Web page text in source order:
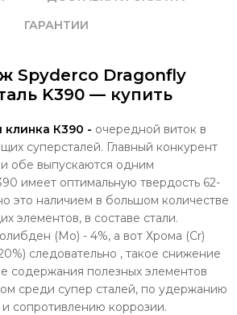
ГАРАНТИИ
Spyderco Dragonfly
K390 — купить
клинка К390 - очередной виток в
суперсталей. Главный конкурент
обе выпускаются одним
имеет оптимальную твердость 62-
это наличием в большом количестве
элементов, в составе стали.
(Mo) - 4%, а вот Хрома (Cr)
следовательно , такое снижение
содержания полезных элементов
среди супер сталей, по удержанию
сопротивлению коррозии.